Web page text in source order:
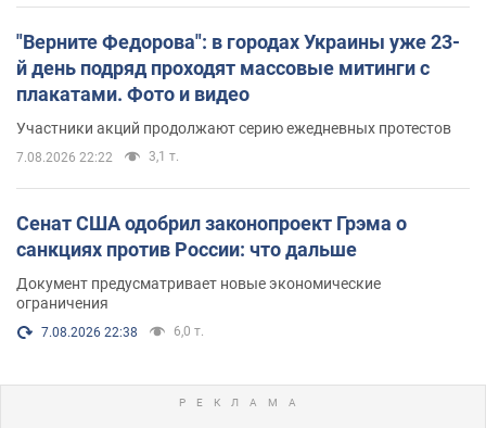
"Верните Федорова": в городах Украины уже 23-
й день подряд проходят массовые митинги с
плакатами. Фото и видео
Участники акций продолжают серию ежедневных протестов
7.08.2026 22:22 3,1 т.
Сенат США одобрил законопроект Грэма о
санкциях против России: что дальше
Документ предусматривает новые экономические
ограничения
7.08.2026 22:38 6,0 т.